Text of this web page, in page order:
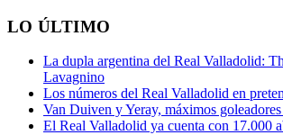
LO ÚLTIMO
La dupla argentina del Real Valladolid:
Lavagnino
Los números del Real Valladolid en
Van Duiven y Yeray, máximos
El Real Valladolid ya cuenta con 17.000